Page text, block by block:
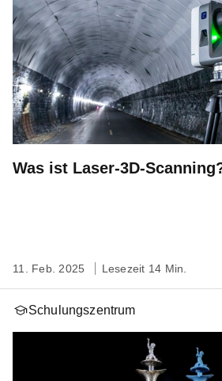
Was ist Laser-3D-
11. Feb. 2025 Lesezeit 14 Min.
Schulungszentrum